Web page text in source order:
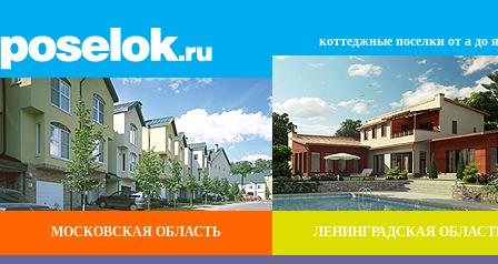
МОСКОВСКАЯ ОБЛАСТЬ
коттеджные поселки от а до я
ЛЕНИНГРАДСКАЯ